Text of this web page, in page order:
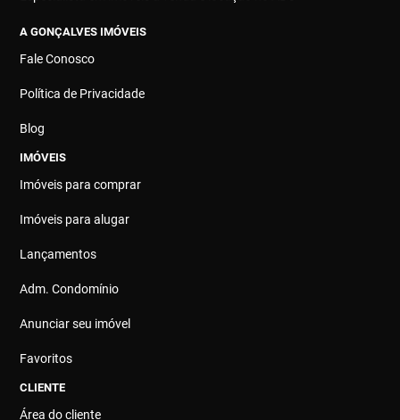
A GONÇALVES IMÓVEIS
Fale Conosco
Política de Privacidade
Blog
IMÓVEIS
Imóveis para comprar
Imóveis para alugar
Lançamentos
Adm. Condomínio
Anunciar seu imóvel
Favoritos
CLIENTE
Área do cliente